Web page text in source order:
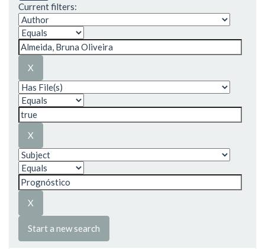
Current filters:
Start a new search